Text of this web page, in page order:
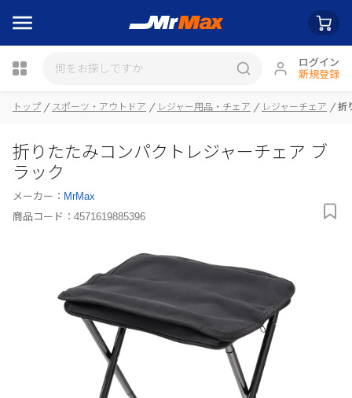
ログイン
新規登録
瓶詰
トップ スポーツ・アウトドア レジャー用品・チェア レジャーチェア 折
折りたたみコンパクトレジャーチェア ブ
ラック
メーカー： MrMax
商品コード： 4571619885396